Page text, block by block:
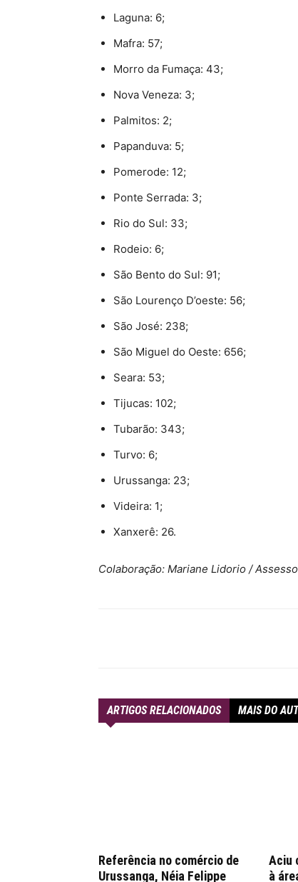
Laguna: 6;
Mafra: 57;
Morro da Fumaça: 43;
Nova Veneza: 3;
Palmitos: 2;
Papanduva: 5;
Pomerode: 12;
Ponte Serrada: 3;
Rio do Sul: 33;
Rodeio: 6;
São Bento do Sul: 91;
São Lourenço D’oeste: 56;
São José: 238;
São Miguel do Oeste: 656;
Seara: 53;
Tijucas: 102;
Tubarão: 343;
Turvo: 6;
Urussanga: 23;
Videira: 1;
Xanxerê: 26.
Colaboração: Mariane Lidorio /
ARTIGOS RELACIONADOS MAIS DO
Referência no comércio de
Urussanga, Néia Felippe
Aciu
à